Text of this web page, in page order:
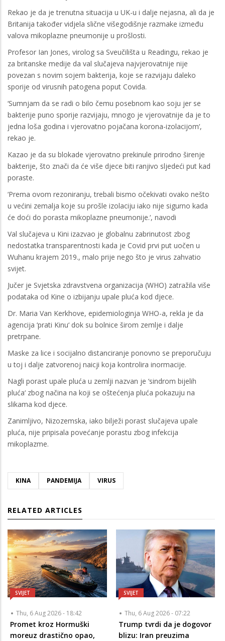
Rekao je da je trenutna situacija u UK-u i dalje nejasna, ali da je
Britanija također vidjela slične višegodišnje razmake između
valova mikoplazne pneumonije u prošlosti.
Profesor Ian Jones, virolog sa Sveučilišta u Readingu, rekao je
za britanske medije da val slučajeva najvjerovatnije nije
povezan s novim sojem bakterija, koje se razvijaju daleko
sporije od virusnih patogena poput Covida.
‘Sumnjam da se radi o bilo čemu posebnom kao soju jer se
bakterije puno sporije razvijaju, mnogo je vjerovatnije da je to
jedna loša godina i vjerovatno pojačana korona-izolacijom‘,
rekao je.
Kazao je da su blokade vjerovatno prekinule prirodno širenje
bakterije, što znači da će više djece biti ranjivo sljedeći put kad
poraste.
‘Prema ovom rezoniranju, trebali bismo očekivati ​​ovako nešto
u većini zemalja koje su prošle izolaciju iako nije sigurno kada
će doći do porasta mikoplazne pneumonije.‘, navodi
Val slučajeva u Kini izazvao je globalnu zabrinutost zbog
nedostatka transparentnosti kada je Covid prvi put uočen u
Wuhanu krajem 2019., malo prije nego što je virus zahvatio
svijet.
Jučer je Svjetska zdravstvena organizacija (WHO) zatražila više
podataka od Kine o izbijanju upale pluća kod djece.
Dr. Maria Van Kerkhove, epidemiologinja WHO-a, rekla je da
agencija ‘prati Kinu‘ dok su bolnice širom zemlje i dalje
pretrpane.
Maske za lice i socijalno distanciranje ponovno se preporučuju
u toj i dalje zatvorenoj naicji koja kontrolira inormacije.
Nagli porast upale pluća u zemlji nazvan je ‘sindrom bijelih
pluća‘ zbog načina na koji se oštećenja pluća pokazuju na
slikama kod djece.
Zanimljivo, Nizozemska, iako bilježi porast slučajeva upale
pluća, nije pripisala povećanje porastu zbog infekcija
mikoplazme.
KINA PANDEMIJA VIRUS
RELATED ARTICLES
SVIJET
Thu, 6 Aug 2026 - 18:42
Promet kroz Hormuški
moreuz drastično opao,
SVIJET
Thu, 6 Aug 2026 - 07:22
Trump tvrdi da je dogovor
blizu: Iran preuzima